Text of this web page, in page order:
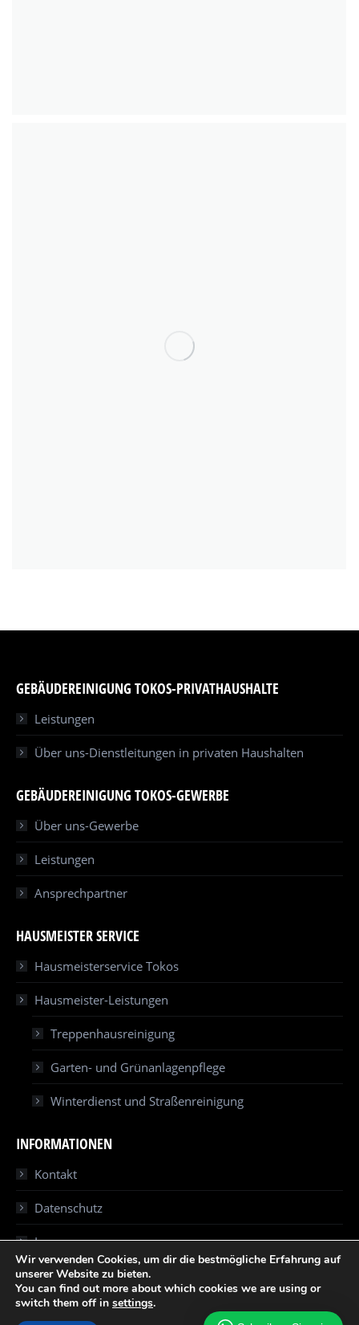
GEBÄUDEREINIGUNG TOKOS-PRIVATHAUSHALTE
Leistungen
Über uns-Dienstleitungen in privaten Haushalten
GEBÄUDEREINIGUNG TOKOS-GEWERBE
Über uns-Gewerbe
Leistungen
Ansprechpartner
HAUSMEISTER SERVICE
Hausmeisterservice Tokos
Hausmeister-Leistungen
Treppenhausreinigung
Garten- und Grünanlagenpflege
Winterdienst und Straßenreinigung
INFORMATIONEN
Kontakt
Datenschutz
Impressum
© Gebäudereinigung Tokos. Alle Rechte vorbehalten.
Wir verwenden Cookies, um dir die bestmögliche Erfahrung auf
unserer Website zu bieten.
You can find out more about which cookies we are using or
switch them off in settings.